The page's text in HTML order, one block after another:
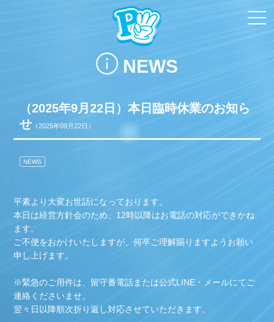
NEWS
（2025年9月22日）本日臨時休業のお知ら
せ （2025年09月22日）
NEWS
平素より大変お世話になっております。
本日は経営方針会のため、 12時以降はお電話の対応ができかね
ます。
ご不便をおかけいたしますが、何卒ご理解賜りますようお願い
申し上げます。
※緊急のご用件は、留守番電話または公式LINE・メールにてご
連絡くださいませ。
翌々日以降順次折り返し対応させていただきます。